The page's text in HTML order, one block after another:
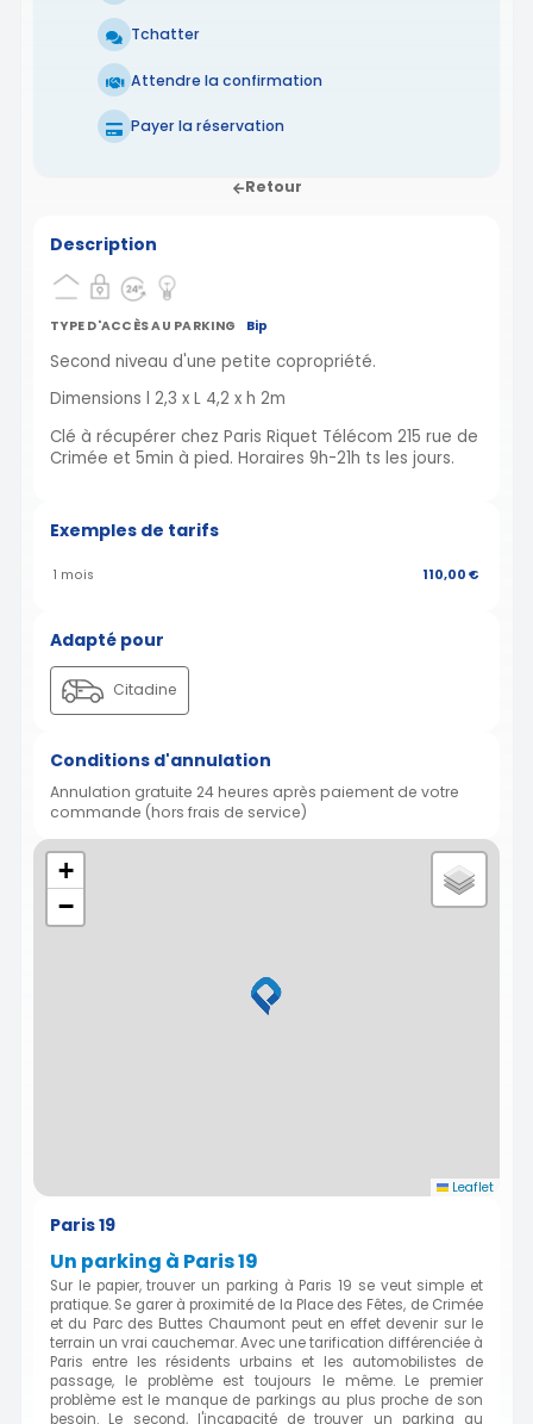
Tchatter
Attendre la confirmation
Payer la réservation
Retour
Description
TYPE D'ACCÈS AU PARKING Bip
Second niveau d'une petite copropriété.
Dimensions l 2,3 x L 4,2 x h 2m
Clé à récupérer chez Paris Riquet Télécom 215 rue de
Crimée et 5min à pied. Horaires 9h-21h ts les jours.
Exemples de tarifs
1 mois 110,00 €
Adapté pour
Citadine
Conditions d'annulation
Annulation gratuite 24 heures après paiement de votre
commande (hors frais de service)
+
−
Leaflet
Paris 19
Un parking à Paris 19
Sur le papier, trouver un parking à Paris 19 se veut simple et
pratique. Se garer à proximité de la Place des Fêtes, de Crimée
et du Parc des Buttes Chaumont peut en effet devenir sur le
terrain un vrai cauchemar. Avec une tarification différenciée à
Paris entre les résidents urbains et les automobilistes de
passage, le problème est toujours le même. Le premier
problème est le manque de parkings au plus proche de son
besoin. Le second, l'incapacité de trouver un parking au